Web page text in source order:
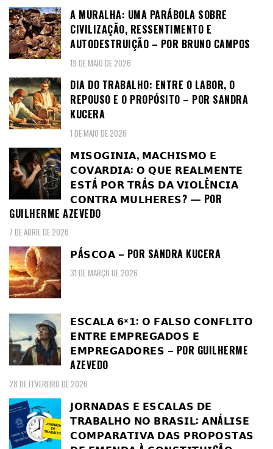
A MURALHA: UMA PARÁBOLA SOBRE
CIVILIZAÇÃO, RESSENTIMENTO E
AUTODESTRUIÇÃO – POR BRUNO CAMPOS
19 DE MAIO DE 2026
DIA DO TRABALHO: ENTRE O LABOR, O
REPOUSO E O PROPÓSITO – POR SANDRA
KUCERA
1 DE MAIO DE 2026
𝗠𝗜𝗦𝗢𝗚𝗜𝗡𝗜𝗔, 𝗠𝗔𝗖𝗛𝗜𝗦𝗠𝗢 𝗘
𝗖𝗢𝗩𝗔𝗥𝗗𝗜𝗔: 𝗢 𝗤𝗨𝗘 𝗥𝗘𝗔𝗟𝗠𝗘𝗡𝗧𝗘
𝗘𝗦𝗧Á 𝗣𝗢𝗥 𝗧𝗥Á𝗦 𝗗𝗔 𝗩𝗜𝗢𝗟Ê𝗡𝗖𝗜𝗔
𝗖𝗢𝗡𝗧𝗥𝗔 𝗠𝗨𝗟𝗛𝗘𝗥𝗘𝗦? — POR
GUILHERME AZEVEDO
7 DE ABRIL DE 2026
𝗣Á𝗦𝗖𝗢𝗔 – POR SANDRA KUCERA
31 DE MARÇO DE 2026
𝗘𝗦𝗖𝗔𝗟𝗔 𝟲×𝟭: 𝗢 𝗙𝗔𝗟𝗦𝗢 𝗖𝗢𝗡𝗙𝗟𝗜𝗧𝗢
𝗘𝗡𝗧𝗥𝗘 𝗘𝗠𝗣𝗥𝗘𝗚𝗔𝗗𝗢𝗦 𝗘
𝗘𝗠𝗣𝗥𝗘𝗚𝗔𝗗𝗢𝗥𝗘𝗦 – POR GUILHERME
AZEVEDO
28 DE FEVEREIRO DE 2026
𝗝𝗢𝗥𝗡𝗔𝗗𝗔𝗦 𝗘 𝗘𝗦𝗖𝗔𝗟𝗔𝗦 𝗗𝗘
𝗧𝗥𝗔𝗕𝗔𝗟𝗛𝗢 𝗡𝗢 𝗕𝗥𝗔𝗦𝗜𝗟: 𝗔𝗡Á𝗟𝗜𝗦𝗘
𝗖𝗢𝗠𝗣𝗔𝗥𝗔𝗧𝗜𝗩𝗔 𝗗𝗔𝗦 𝗣𝗥𝗢𝗣𝗢𝗦𝗧𝗔𝗦